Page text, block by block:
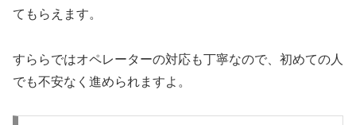
てもらえます。
すららではオペレーターの対応も丁寧なので、初めての人
でも不安なく進められますよ。